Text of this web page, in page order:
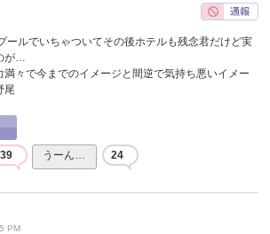
ールでいちゃついてその後ホテルも残念君だけど実
が…
満々で今までのイメージと間逆で気持ち悪いイメー
尾
39 うーん… 24
PM